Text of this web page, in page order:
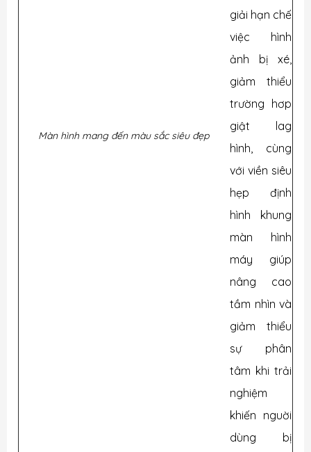
Màn hình mang đến màu sắc siêu đẹp
giải hạn chế
việc hình
ảnh bị xé,
giảm thiểu
trường hơp
giật lag
hình, cùng
với viền siêu
hẹp định
hình khung
màn hình
máy giúp
nâng cao
tầm nhìn và
giảm thiểu
sự phân
tâm khi trải
nghiệm
khiến nguời
dùng bị